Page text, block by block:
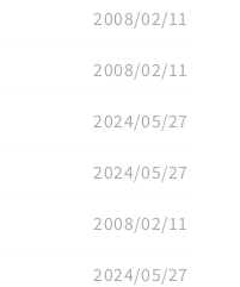
2008/02/11
2008/02/11
2024/05/27
2024/05/27
2008/02/11
2024/05/27